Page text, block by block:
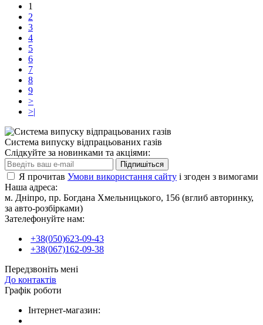
1
2
3
4
5
6
7
8
9
>
>|
Система випуску відпрацьованих газів
Слідкуйте за новинками та акціями:
Підпишіться
Я прочитав Умови використання сайту і згоден з вимогами
Наша адреса:
м. Дніпро, пр. Богдана Хмельницького, 156 (вглиб авторинку,
за авто-розбірками)
Зателефонуйте нам:
+38(050)623-09-43
+38(067)162-09-38
Передзвоніть мені
До контактів
Графік роботи
Інтернет-магазин: